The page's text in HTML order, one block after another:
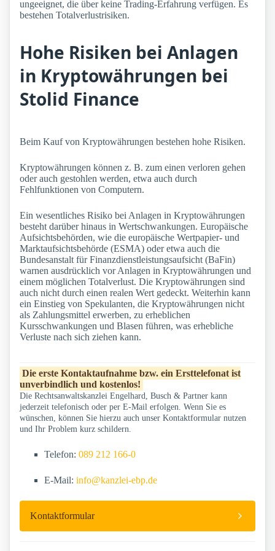
ungeeignet, die über keine Trading-Erfahrung verfügen. Es
bestehen Totalverlustrisiken.
Hohe Risiken bei Anlagen
in Kryptowährungen bei
Stolid Finance
Beim Kauf von Kryptowährungen bestehen hohe Risiken.
Kryptowährungen können z. B. zum einen verloren gehen
oder auch gestohlen werden, etwa auch durch
Fehlfunktionen von Computern.
Ein wesentliches Risiko bei Anlagen in Kryptowährungen
besteht darüber hinaus in Wertschwankungen. Europäische
Aufsichtsbehörden, wie die europäische Wertpapier- und
Marktaufsichtsbehörde (ESMA) oder etwa auch die
Bundesanstalt für Finanzdienstleistungsaufsicht (BaFin)
warnen ausdrücklich vor Anlagen in Kryptowährungen und
einem möglichen Totalverlust. Die Kryptowährungen sind
auch nicht durch einen realen Wert gedeckt. Weiterhin kann
ein Einstieg von Spekulanten, die Kryptowährungen nicht
als Zahlungsmittel erwerben, zu erheblichen
Kursschwankungen und Blasen führen, was erhebliche
Verluste nach sich ziehen kann.
Die erste Kontaktaufnahme bzw. ein Ersttelefonat ist
unverbindlich und kostenlos!
Die Rechtsanwaltskanzlei Engelhard, Busch & Partner kann
jederzeit telefonisch oder per E-Mail erfolgen. Wenn Sie es
wünschen, können Sie hierzu auch unser Kontaktformular nutzen
und Ihr Problem kurz schildern.
Telefon: 089 212 166-0
E-Mail: info@kanzlei-ebp.de
Kontaktformular